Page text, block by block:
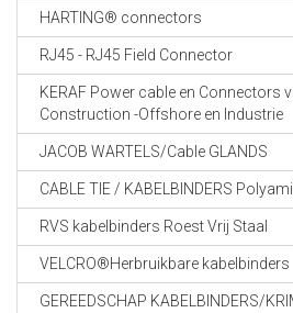
HARTING® connectors
RJ45 - RJ45 Field Connector
KERAF Power cable en Connectors
Construction -Offshore en Industrie
JACOB WARTELS/Cable GLANDS
CABLE TIE / KABELBINDERS
RVS kabelbinders Roest Vrij Staal
VELCRO®Herbruikbare kabelbinders
GEREEDSCHAP KABELBINDERS/